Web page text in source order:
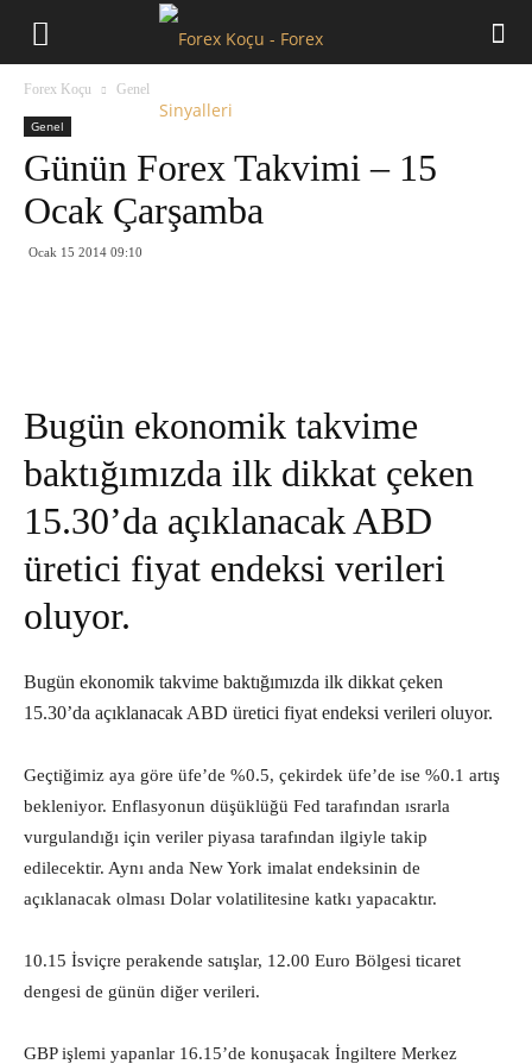
Forex Koçu Genel
Genel
Günün Forex Takvimi – 15
Ocak Çarşamba
Ocak 15 2014 09:10
Bugün ekonomik takvime
baktığımızda ilk dikkat çeken
15.30’da açıklanacak ABD
üretici fiyat endeksi verileri
oluyor.
Bugün ekonomik takvime baktığımızda ilk dikkat çeken
15.30’da açıklanacak ABD üretici fiyat endeksi verileri oluyor.
Geçtiğimiz aya göre üfe’de %0.5, çekirdek üfe’de ise %0.1 artış
bekleniyor. Enflasyonun düşüklüğü Fed tarafından ısrarla
vurgulandığı için veriler piyasa tarafından ilgiyle takip
edilecektir. Aynı anda New York imalat endeksinin de
açıklanacak olması Dolar volatilitesine katkı yapacaktır.
10.15 İsviçre perakende satışlar, 12.00 Euro Bölgesi ticaret
dengesi de günün diğer verileri.
GBP işlemi yapanlar 16.15’de konuşacak İngiltere Merkez